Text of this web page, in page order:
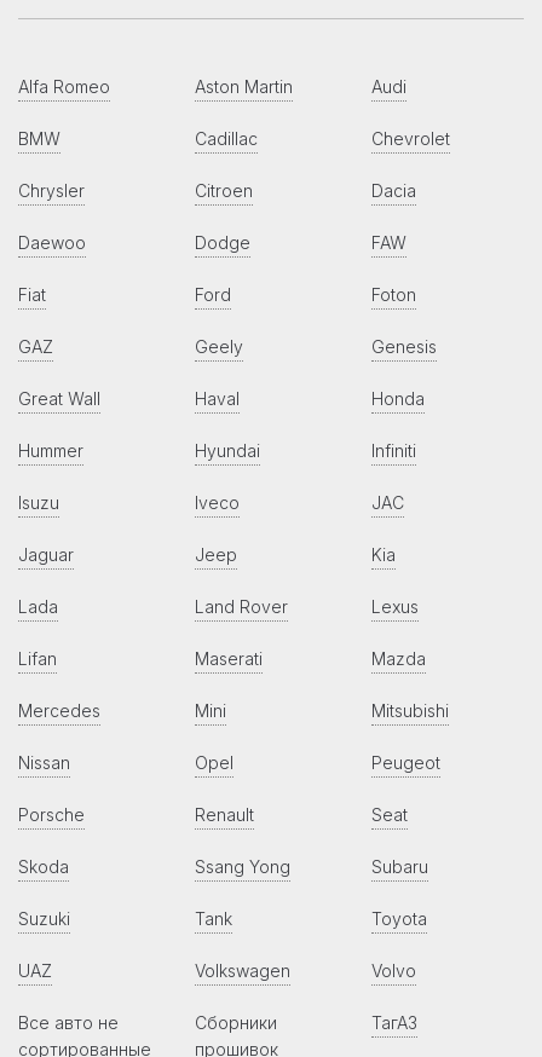
Alfa Romeo Aston Martin Audi
BMW Cadillac Chevrolet
Chrysler Citroen Dacia
Daewoo Dodge FAW
Fiat Ford Foton
GAZ Geely Genesis
Great Wall Haval Honda
Hummer Hyundai Infiniti
Isuzu Iveco JAC
Jaguar Jeep Kia
Lada Land Rover Lexus
Lifan Maserati Mazda
Mercedes Mini Mitsubishi
Nissan Opel Peugeot
Porsche Renault Seat
Skoda Ssang Yong Subaru
Suzuki Tank Toyota
UAZ Volkswagen Volvo
Все авто не
сортированные
Сборники
прошивок
ТагАЗ